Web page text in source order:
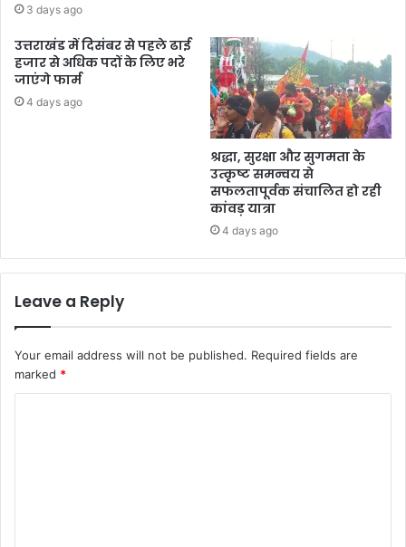
3 days ago
उत्तराखंड में दिसंबर से पहले ढाई
हजार से अधिक पदों के लिए भरे
जाएंगे फार्म
4 days ago
श्रद्धा, सुरक्षा और सुगमता के
उत्कृष्ट समन्वय से
सफलतापूर्वक संचालित हो रही
कांवड़ यात्रा
4 days ago
Leave a Reply
Your email address will not be published. Required fields are
marked *